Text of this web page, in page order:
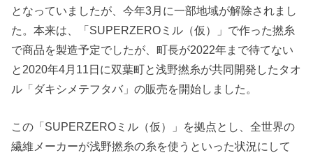
となっていましたが、今年3月に一部地域が解除されまし
た。本来は、「SUPERZEROミル（仮）」で作った撚糸
で商品を製造予定でしたが、町長が2022年まで待てない
と2020年4月11日に双葉町と浅野撚糸が共同開発したタオ
ル「ダキシメテフタバ」の販売を開始しました。
この「SUPERZEROミル（仮）」を拠点とし、全世界の
繊維メーカーが浅野撚糸の糸を使うといった状況にして